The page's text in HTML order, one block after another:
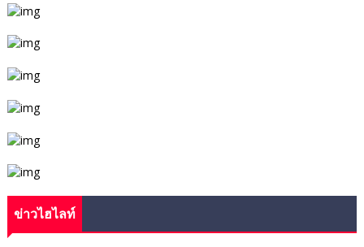
ข่าวไฮไลท์